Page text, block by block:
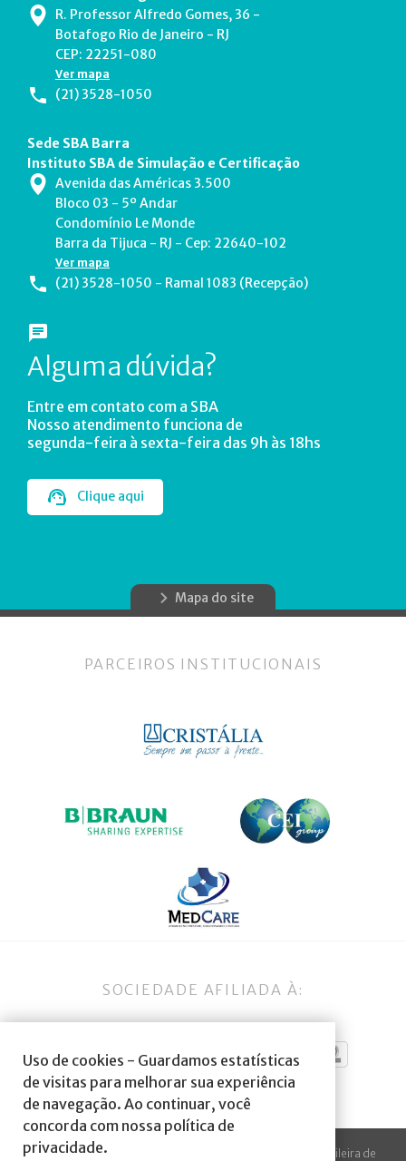
Uso de cookies - Guardamos estatísticas
de visitas para melhorar sua experiência
de navegação. Ao continuar, você
concorda com nossa política de
privacidade.
R. Professor Alfredo Gomes, 36 -
Botafogo Rio de Janeiro - RJ
CEP: 22251-080
Ver mapa
(21) 3528-1050
Sede SBA Barra
Instituto SBA de Simulação e Certificação
Avenida das Américas 3.500
Bloco 03 - 5º Andar
Condomínio Le Monde
Barra da Tijuca - RJ - Cep: 22640-102
Ver mapa
(21) 3528-1050 - Ramal 1083 (Recepção)
Alguma dúvida?
Entre em contato com a SBA
Nosso atendimento funciona de
segunda-feira à sexta-feira das 9h às 18hs
Clique aqui
Mapa do site
PARCEIROS INSTITUCIONAIS
SOCIEDADE AFILIADA À:
© 2023 Todos os direitos reservados à SBA Sociedade Brasileira de